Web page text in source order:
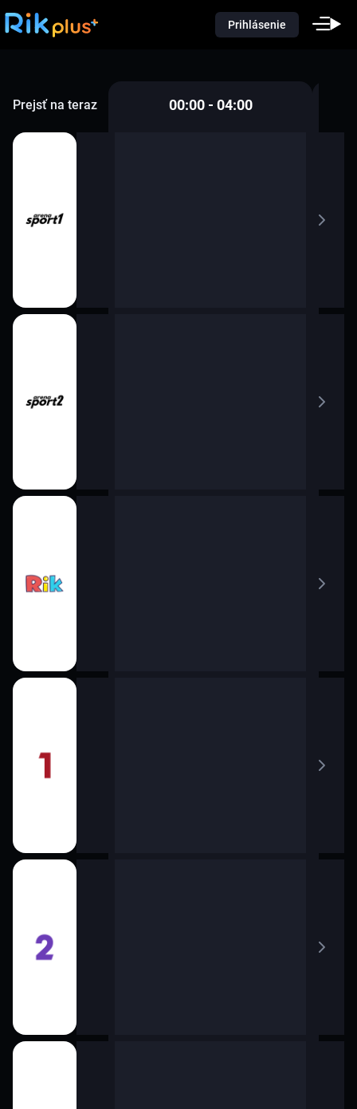
Prihlásenie
Prejsť na teraz 00:00 - 04:00